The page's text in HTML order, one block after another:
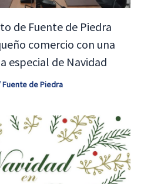
de Fuente de Piedra
comercio con una
especial de Navidad
Fuente de Piedra